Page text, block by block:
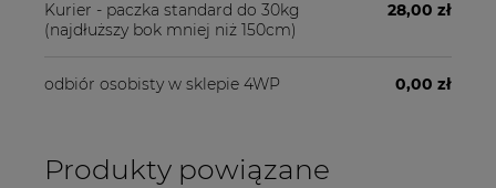
Kurier - paczka standard do 30kg
(najdłuższy bok mniej niż 150cm)
28,00 zł
odbiór osobisty w sklepie 4WP 0,00 zł
Produkty powiązane